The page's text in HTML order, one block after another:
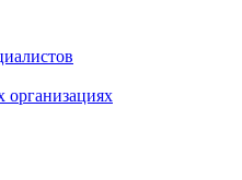
организациях